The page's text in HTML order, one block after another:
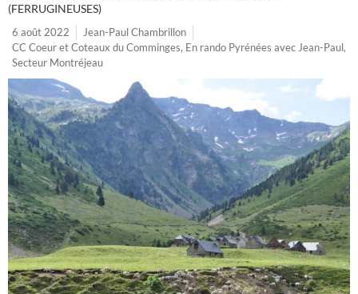
(FERRUGINEUSES)
6 août 2022
Jean-Paul Chambrillon
CC Coeur et Coteaux du Comminges, En rando Pyrénées avec Jean-Paul,
Secteur Montréjeau